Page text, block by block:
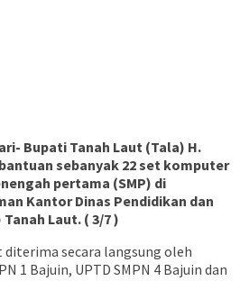
Bupati Tanah Laut (Tala) H.
sebanyak 22 set komputer
pertama (SMP) di
Kantor Dinas Pendidikan dan
Laut. ( 3/7 )
secara langsung oleh
1 Bajuin, UPTD SMPN 4 Bajuin dan